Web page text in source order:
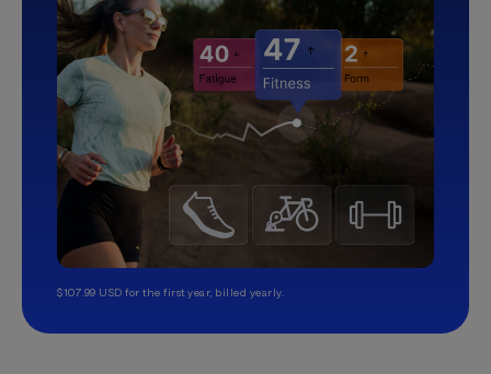
$107.99 USD for the first year, billed yearly.